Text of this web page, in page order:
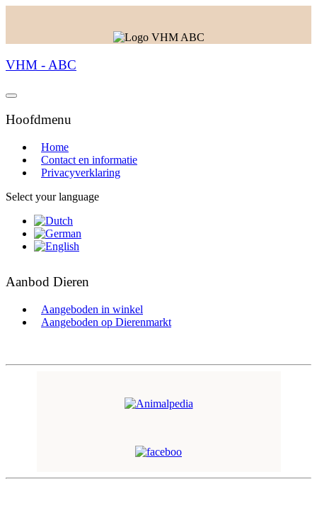
VHM - ABC
Hoofdmenu
Home
Contact en informatie
Privacyverklaring
Select your language
Aanbod Dieren
Aangeboden in winkel
Aangeboden op Dierenmarkt